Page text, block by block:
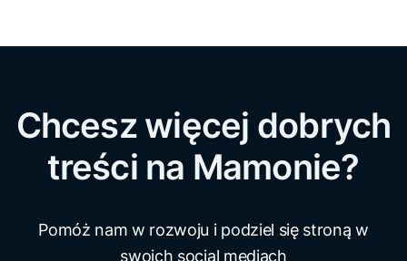
Chcesz więcej dobrych
treści na Mamonie?
Pomóż nam w rozwoju i podziel się stroną w
swoich social mediach